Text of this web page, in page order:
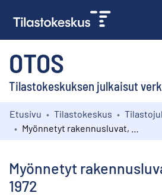
OTOS
Tilastokeskuksen julkaisut
Kokoelmat
Etusivu Tilastokeskus
Myönnetyt
1972